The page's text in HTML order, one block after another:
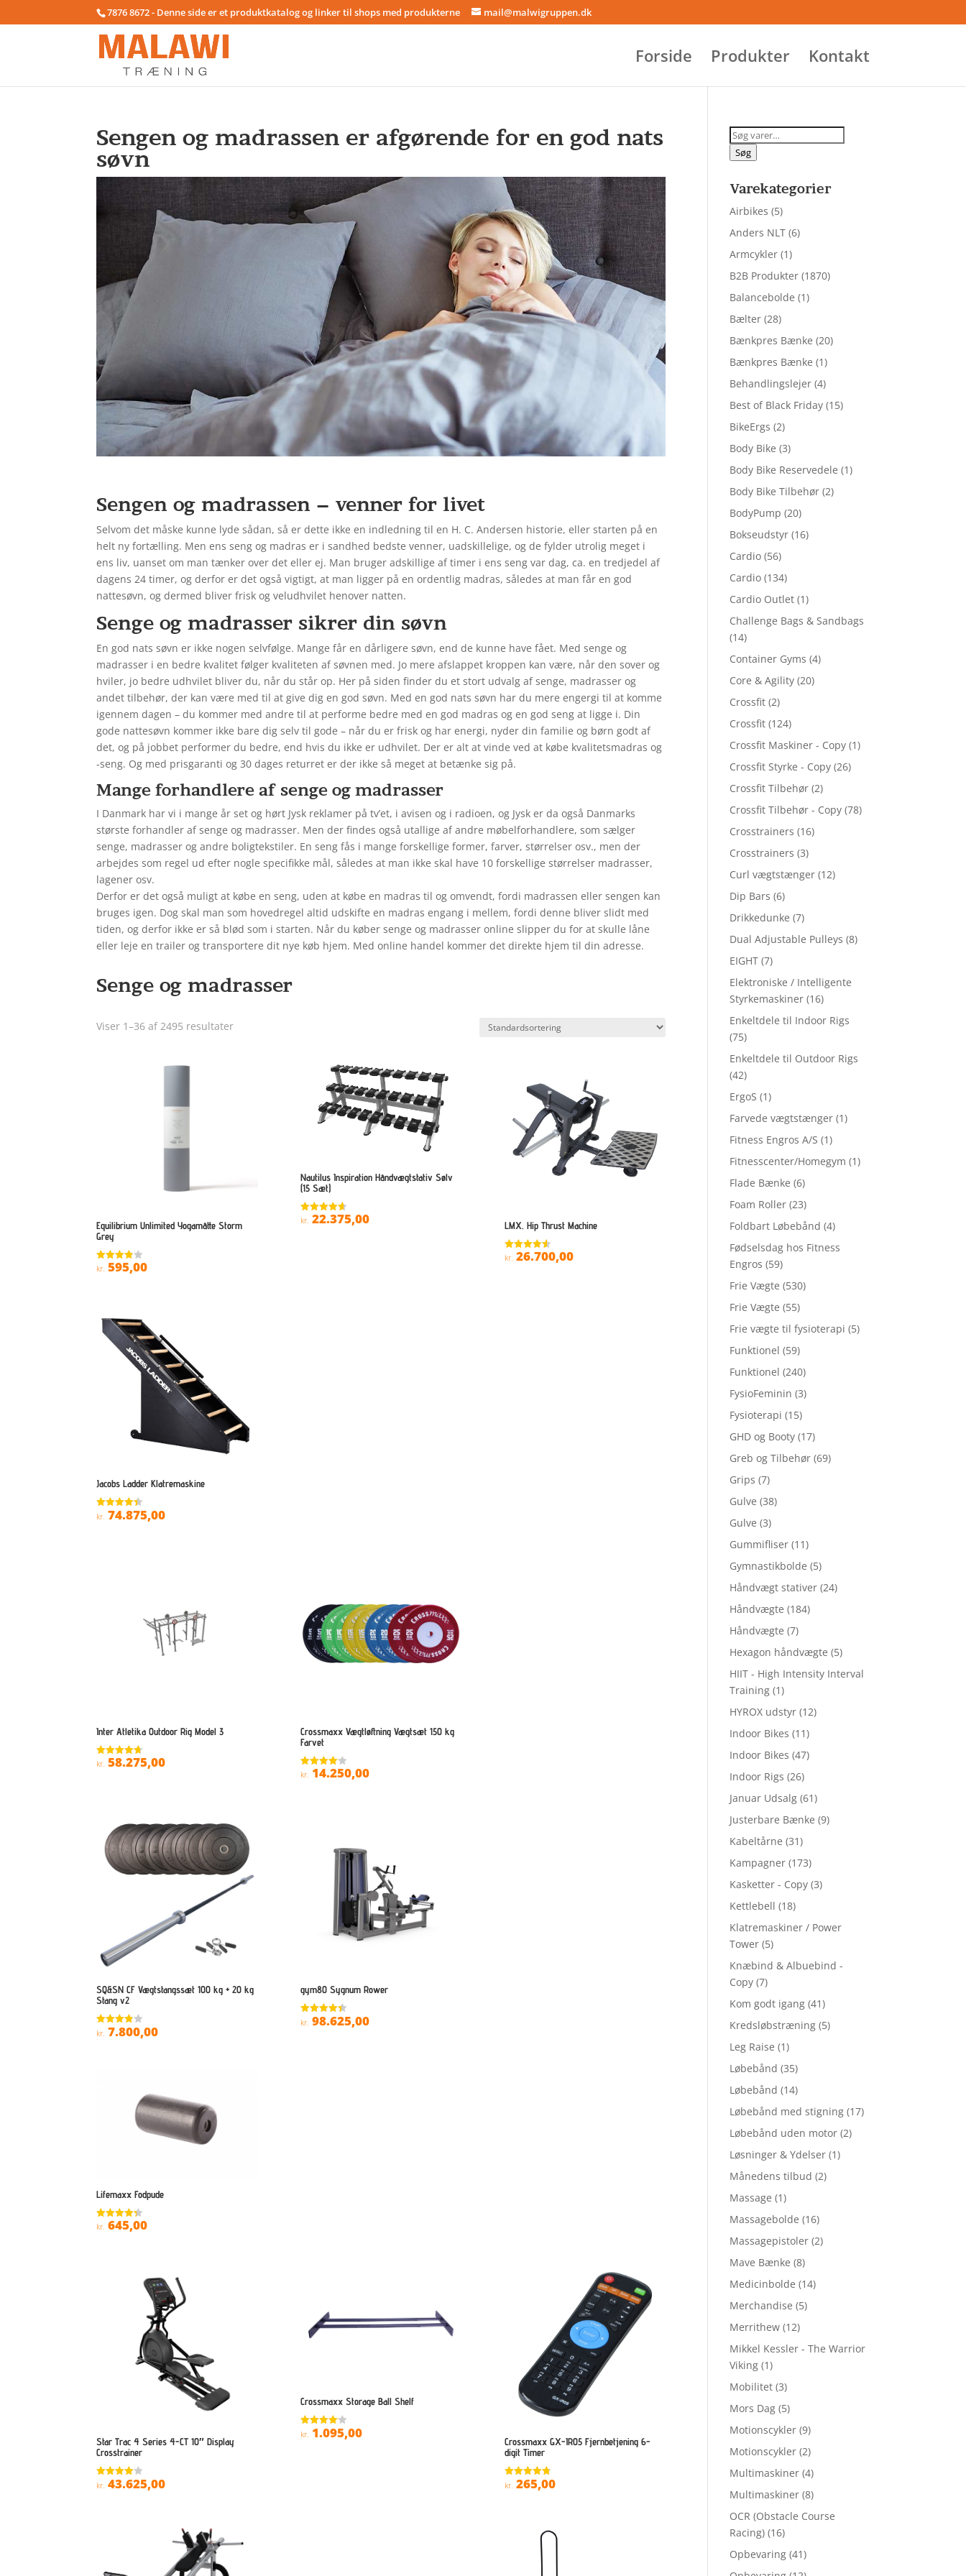
7876 8672 - Denne side er et produktkatalog og linker til shops med produkterne mail@malwigruppen.dk
Forside Produkter Kontakt
Sengen og madrassen er afgørende for en god nats
søvn
Sengen og madrassen – venner for livet
Selvom det måske kunne lyde sådan, så er dette ikke en indledning til en H. C. Andersen historie, eller starten på en
helt ny fortælling. Men ens seng og madras er i sandhed bedste venner, uadskillelige, og de fylder utrolig meget i
ens liv, uanset om man tænker over det eller ej. Man bruger adskillige af timer i ens seng var dag, ca. en tredjedel af
dagens 24 timer, og derfor er det også vigtigt, at man ligger på en ordentlig madras, således at man får en god
nattesøvn, og dermed bliver frisk og veludhvilet henover natten.
Senge og madrasser sikrer din søvn
En god nats søvn er ikke nogen selvfølge. Mange får en dårligere søvn, end de kunne have fået. Med senge og
madrasser i en bedre kvalitet følger kvaliteten af søvnen med. Jo mere afslappet kroppen kan være, når den sover og
hviler, jo bedre udhvilet bliver du, når du står op. Her på siden finder du et stort udvalg af senge, madrasser og
andet tilbehør, der kan være med til at give dig en god søvn. Med en god nats søvn har du mere engergi til at komme
igennem dagen – du kommer med andre til at performe bedre med en god madras og en god seng at ligge i. Din
gode nattesøvn kommer ikke bare dig selv til gode – når du er frisk og har energi, nyder din familie og børn godt af
det, og på jobbet performer du bedre, end hvis du ikke er udhvilet. Der er alt at vinde ved at købe kvalitetsmadras og
-seng. Og med prisgaranti og 30 dages returret er der ikke så meget at betænke sig på.
Mange forhandlere af senge og madrasser
I Danmark har vi i mange år set og hørt Jysk reklamer på tv’et, i avisen og i radioen, og Jysk er da også Danmarks
største forhandler af senge og madrasser. Men der findes også utallige af andre møbelforhandlere, som sælger
senge, madrasser og andre boligtekstiler. En seng fås i mange forskellige former, farver, størrelser osv., men der
arbejdes som regel ud efter nogle specifikke mål, således at man ikke skal have 10 forskellige størrelser madrasser,
lagener osv.
Derfor er det også muligt at købe en seng, uden at købe en madras til og omvendt, fordi madrassen eller sengen kan
bruges igen. Dog skal man som hovedregel altid udskifte en madras engang i mellem, fordi denne bliver slidt med
tiden, og derfor ikke er så blød som i starten. Når du køber senge og madrasser online slipper du for at skulle låne
eller leje en trailer og transportere dit nye køb hjem. Med online handel kommer det direkte hjem til din adresse.
Senge og madrasser
Viser 1–36 af 2495 resultater
Equilibrium Unlimited Yogamåtte Storm
Grey
Vurderet
kr. 595,00
Nautilus Inspiration Håndvægtstativ Sølv
(15 Sæt)
Vurderet
kr. 22.375,00 LMX. Hip Thrust Machine
Vurderet
kr. 26.700,00
Jacobs Ladder Klatremaskine
Vurderet
kr. 74.875,00
Inter Atletika Outdoor Rig Model 3
Vurderet
kr. 58.275,00
Crossmaxx Vægtløftning Vægtsæt 150 kg
Farvet
Vurderet
kr. 14.250,00
SQ&SN CF Vægtstangssæt 100 kg + 20 kg
Stang v2
Vurderet
kr. 7.800,00
gym80 Sygnum Rower
Vurderet
kr. 98.625,00
Lifemaxx Fodpude
Vurderet
kr. 645,00
Star Trac 4 Series 4-CT 10″ Display
Crosstrainer
Vurderet
kr. 43.625,00
Crossmaxx Storage Ball Shelf
Vurderet
kr. 1.095,00
Crossmaxx GX-IR05 Fjernbetjening 6-
digit Timer
Vurderet
kr. 265,00
Søg
efter:
Søg
Varekategorier
Airbikes (5)
Anders NLT (6)
Armcykler (1)
B2B Produkter (1870)
Balancebolde (1)
Bælter (28)
Bænkpres Bænke (20)
Bænkpres Bænke (1)
Behandlingslejer (4)
Best of Black Friday (15)
BikeErgs (2)
Body Bike (3)
Body Bike Reservedele (1)
Body Bike Tilbehør (2)
BodyPump (20)
Bokseudstyr (16)
Cardio (56)
Cardio (134)
Cardio Outlet (1)
Challenge Bags & Sandbags
(14)
Container Gyms (4)
Core & Agility (20)
Crossfit (2)
Crossfit (124)
Crossfit Maskiner - Copy (1)
Crossfit Styrke - Copy (26)
Crossfit Tilbehør (2)
Crossfit Tilbehør - Copy (78)
Crosstrainers (16)
Crosstrainers (3)
Curl vægtstænger (12)
Dip Bars (6)
Drikkedunke (7)
Dual Adjustable Pulleys (8)
EIGHT (7)
Elektroniske / Intelligente
Styrkemaskiner (16)
Enkeltdele til Indoor Rigs
(75)
Enkeltdele til Outdoor Rigs
(42)
ErgoS (1)
Farvede vægtstænger (1)
Fitness Engros A/S (1)
Fitnesscenter/Homegym (1)
Flade Bænke (6)
Foam Roller (23)
Foldbart Løbebånd (4)
Fødselsdag hos Fitness
Engros (59)
Frie Vægte (530)
Frie Vægte (55)
Frie vægte til fysioterapi (5)
Funktionel (59)
Funktionel (240)
FysioFeminin (3)
Fysioterapi (15)
GHD og Booty (17)
Greb og Tilbehør (69)
Grips (7)
Gulve (38)
Gulve (3)
Gummifliser (11)
Gymnastikbolde (5)
Håndvægt stativer (24)
Håndvægte (184)
Håndvægte (7)
Hexagon håndvægte (5)
HIIT - High Intensity Interval
Training (1)
HYROX udstyr (12)
Indoor Bikes (11)
Indoor Bikes (47)
Indoor Rigs (26)
Januar Udsalg (61)
Justerbare Bænke (9)
Kabeltårne (31)
Kampagner (173)
Kasketter - Copy (3)
Kettlebell (18)
Klatremaskiner / Power
Tower (5)
Knæbind & Albuebind -
Copy (7)
Kom godt igang (41)
Kredsløbstræning (5)
Leg Raise (1)
Løbebånd (35)
Løbebånd (14)
Løbebånd med stigning (17)
Løbebånd uden motor (2)
Løsninger & Ydelser (1)
Månedens tilbud (2)
Massage (1)
Massagebolde (16)
Massagepistoler (2)
Mave Bænke (8)
Medicinbolde (14)
Merchandise (5)
Merrithew (12)
Mikkel Kessler - The Warrior
Viking (1)
Mobilitet (3)
Mors Dag (5)
Motionscykler (9)
Motionscykler (2)
Multimaskiner (4)
Multimaskiner (8)
OCR (Obstacle Course
Racing) (16)
Opbevaring (41)